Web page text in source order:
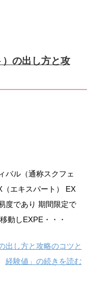
の出し方と攻
バル（通称スクフェ
エキスパート） EX
度であり 期間限定で
動しEXPE・・・
出し方と攻略のコツと
経験値」の続きを読む